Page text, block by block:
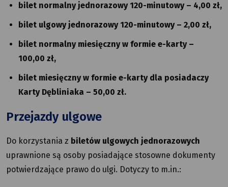
bilet normalny jednorazowy 120-minutowy – 4,00 zł,
bilet ulgowy jednorazowy 120-minutowy – 2,00 zł,
bilet normalny miesięczny w formie e-karty –
100,00 zł,
bilet miesięczny w formie e-karty dla posiadaczy
Karty Dębliniaka – 50,00 zł.
Przejazdy ulgowe
Do korzystania z biletów ulgowych jednorazowych
uprawnione są osoby posiadające stosowne dokumenty
potwierdzające prawo do ulgi. Dotyczy to m.in.: